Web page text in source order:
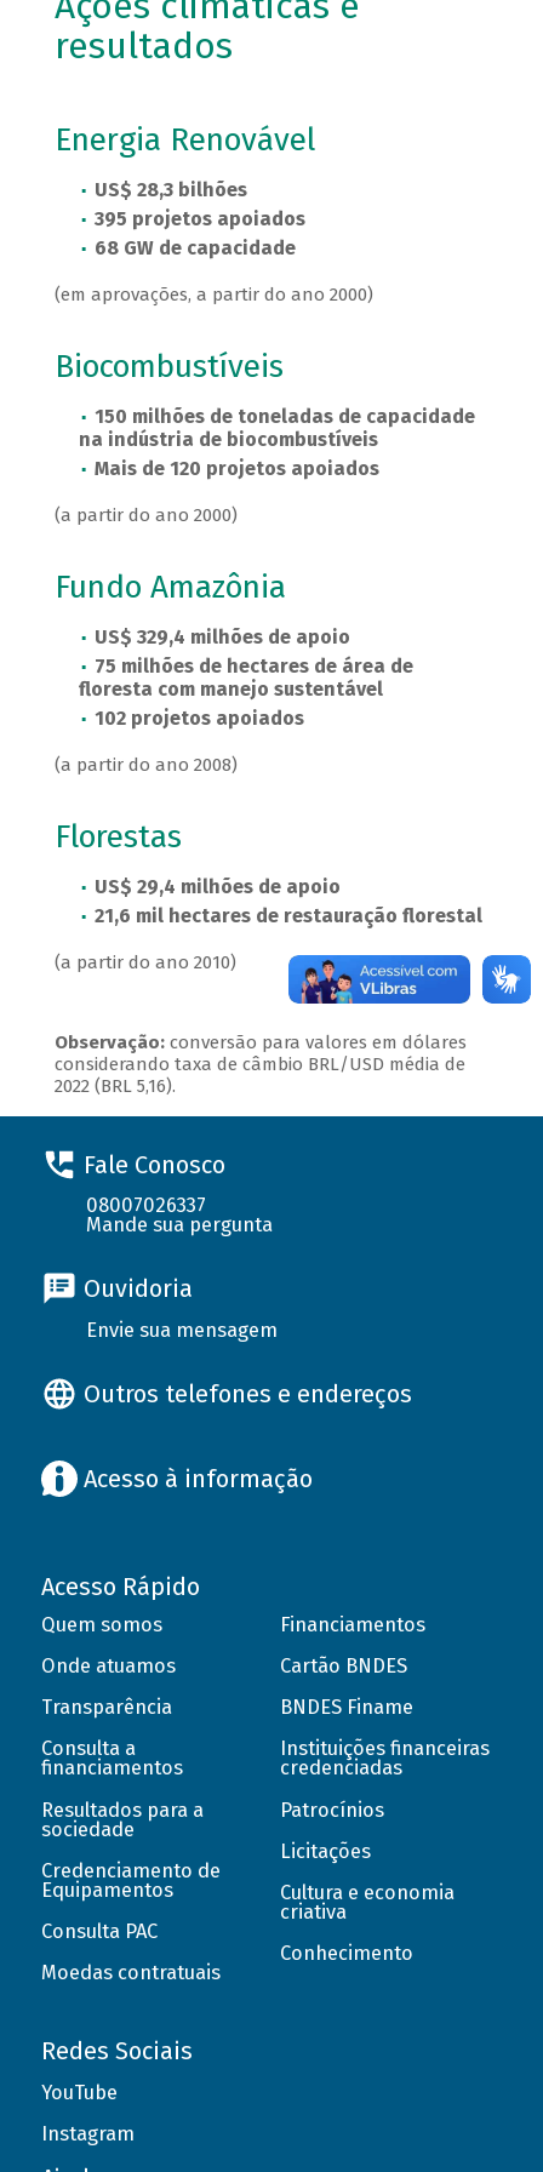
resultados
Energia Renovável
US$ 28,3 bilhões
395 projetos apoiados
68 GW de capacidade
(em aprovações, a partir do ano 2000)
Biocombustíveis
150 milhões de toneladas de capacidade
na indústria de biocombustíveis
Mais de 120 projetos apoiados
(a partir do ano 2000)
Fundo Amazônia
US$ 329,4 milhões de apoio
75 milhões de hectares de área de
floresta com manejo sustentável
102 projetos apoiados
(a partir do ano 2008)
Florestas
US$ 29,4 milhões de apoio
21,6 mil hectares de restauração florestal
(a partir do ano 2010)
Observação:conversão para valores em dólares
considerando taxa de câmbio BRL/USD média de
2022 (BRL 5,16).
Fale Conosco
08007026337
Mande sua pergunta
Ouvidoria
Envie sua mensagem
Outros telefones e endereços
Acesso à informação
Acesso Rápido
Quem somos
Onde atuamos
Transparência
Consulta a
financiamentos
Resultados para a
sociedade
Credenciamento de
Equipamentos
Consulta PAC
Moedas contratuais
Financiamentos
Cartão BNDES
BNDES Finame
Instituições financeiras
credenciadas
Patrocínios
Licitações
Cultura e economia
criativa
Conhecimento
Redes Sociais
YouTube
Instagram